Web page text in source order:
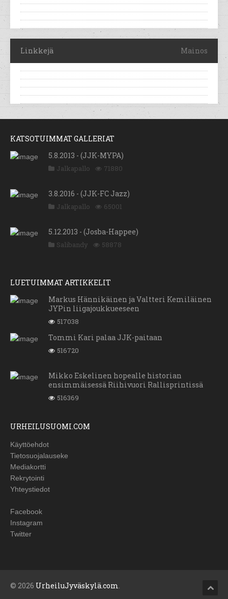
Linkkejä Mainos
KATSOTUIMMAT GALLERIAT
5.8.2013 - (JJK-MYPA)
Jalkapallo 71880
3.8.2016 - (JJK-FC Jazz)
Jalkapallo 65001
5.12.2013 - (Josba-Happee)
Salibandy 58878
LUETUIMMAT ARTIKKELIT
Markus Hännikäinen ja Valtteri Kemiläinen
JYPin liigajoukkueeseen
517038
Tommi Kari palaa JJK-paitaan
516720
Mikko Eskelinen hopealle historian
ensimmäisessä Riihivuori Rallisprintissä
516369
URHEILUSUOMI.COM
Käyttöehdot
Tietosuojalauseke
Mediakortti
Rekrytointi
Yhteystiedot
Facebook
Instagram
Twitter
© 2026 UrheiluJyväskylä.com.